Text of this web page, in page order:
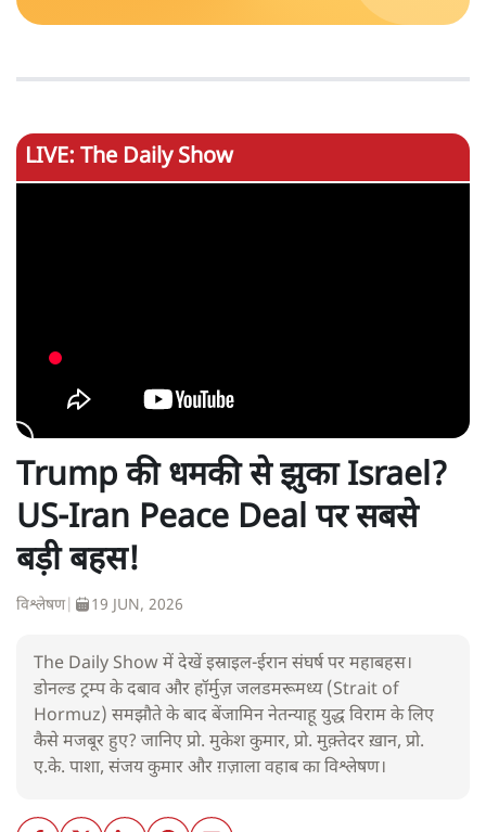
LIVE: The Daily Show
Trump की धमकी से झुका Israel?
US-Iran Peace Deal पर सबसे
बड़ी बहस!
विश्लेषण| 19 JUN, 2026
The Daily Show में देखें इस्राइल-ईरान संघर्ष पर महाबहस।
डोनल्ड ट्रम्प के दबाव और हॉर्मुज़ जलडमरूमध्य (Strait of
Hormuz) समझौते के बाद बेंजामिन नेतन्याहू युद्ध विराम के लिए
कैसे मजबूर हुए? जानिए प्रो. मुकेश कुमार, प्रो. मुक़्तेदर ख़ान, प्रो.
ए.के. पाशा, संजय कुमार और ग़ज़ाला वहाब का विश्लेषण।